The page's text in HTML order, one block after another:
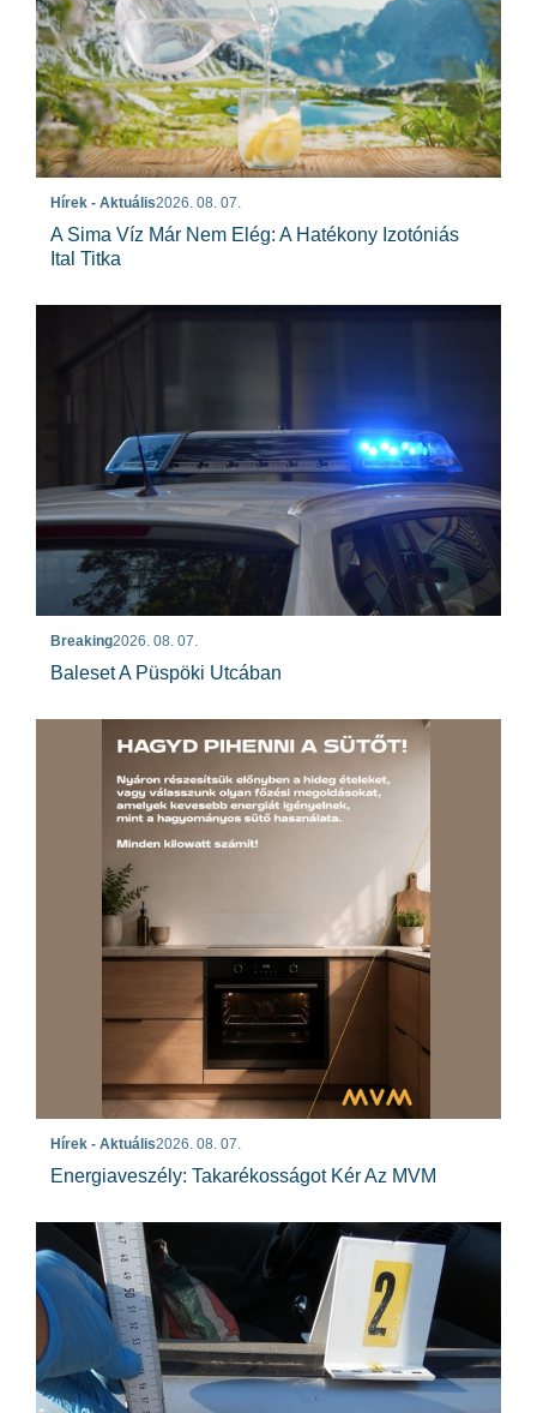
Hírek - Aktuális2026. 08. 07.
A Sima Víz Már Nem Elég: A Hatékony Izotóniás
Ital Titka
Breaking2026. 08. 07.
Baleset A Püspöki Utcában
Hírek - Aktuális2026. 08. 07.
Energiaveszély: Takarékosságot Kér Az MVM